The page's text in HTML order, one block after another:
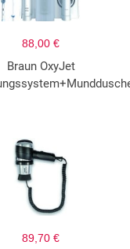
88,00 €
Braun OxyJet
89,70 €